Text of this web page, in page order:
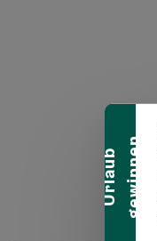
U
r
l
a
u
b
g
e
w
i
n
n
e n
Banner einklappen